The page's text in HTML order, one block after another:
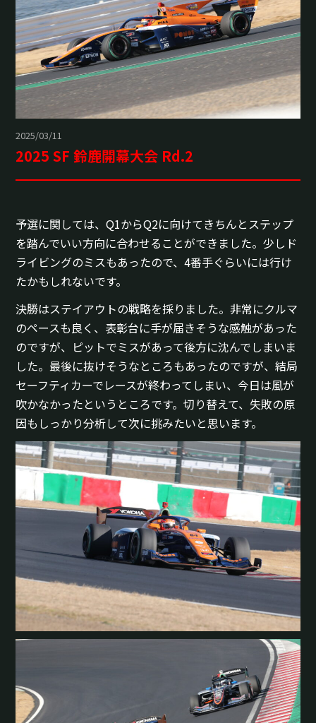
2025/03/11
2025 SF 鈴鹿開幕大会 Rd.2
予選に関しては、Q1からQ2に向けてきちんとステップ
を踏んでいい方向に合わせることができました。少しド
ライビングのミスもあったので、4番手ぐらいには行け
たかもしれないです。
決勝はステイアウトの戦略を採りました。非常にクルマ
のペースも良く、表彰台に手が届きそうな感触があった
のですが、ピットでミスがあって後方に沈んでしまいま
した。最後に抜けそうなところもあったのですが、結局
セーフティカーでレースが終わってしまい、今日は風が
吹かなかったというところです。切り替えて、失敗の原
因もしっかり分析して次に挑みたいと思います。